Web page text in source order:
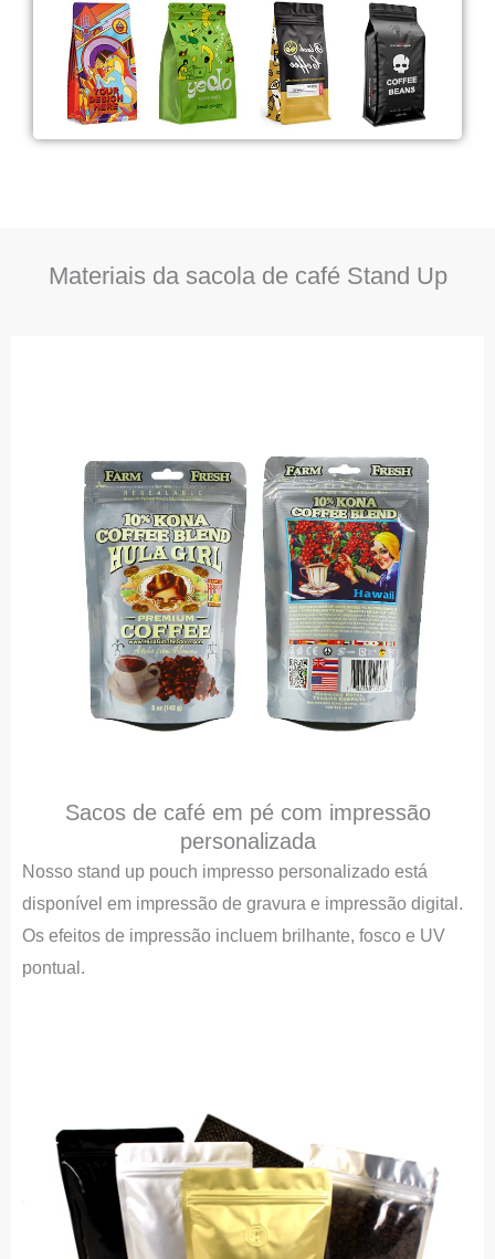
Materiais da sacola de café Stand Up
Sacos de café em pé com impressão
personalizada
Nosso stand up pouch impresso personalizado está
disponível em impressão de gravura e impressão digital.
Os efeitos de impressão incluem brilhante, fosco e UV
pontual.